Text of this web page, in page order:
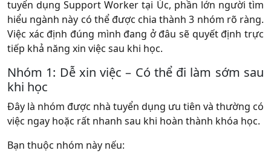
tuyển dụng Support Worker tại Úc, phần lớn người tìm
hiểu ngành này có thể được chia thành3 nhóm rõ ràng.
Việc xác định đúng mình đang ở đâu sẽ quyết định trực
tiếp khả năng xin việc sau khi học.
Nhóm 1: Dễ xin việc – Có thể đi làm sớm sau
khi học
Đây là nhóm được nhà tuyển dụng ưu tiên và thường có
việc ngay hoặc rất nhanh sau khi hoàn thành khóa học.
Bạn thuộc nhóm này nếu: